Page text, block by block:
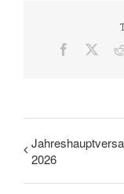
Facebook
2026